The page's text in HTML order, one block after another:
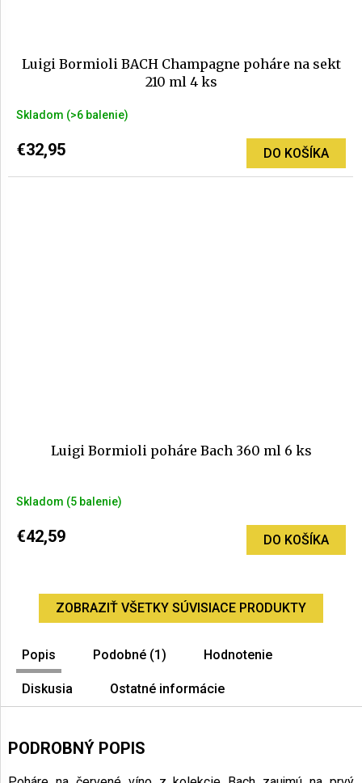
Luigi Bormioli BACH Champagne poháre na sekt
210 ml 4 ks
Skladom (>6 balenie)
€32,95 DO KOŠÍKA
Luigi Bormioli poháre Bach 360 ml 6 ks
Skladom (5 balenie)
€42,59 DO KOŠÍKA
ZOBRAZIŤ VŠETKY SÚVISIACE PRODUKTY
Popis Podobné (1) Hodnotenie
Diskusia Ostatné informácie
PODROBNÝ POPIS